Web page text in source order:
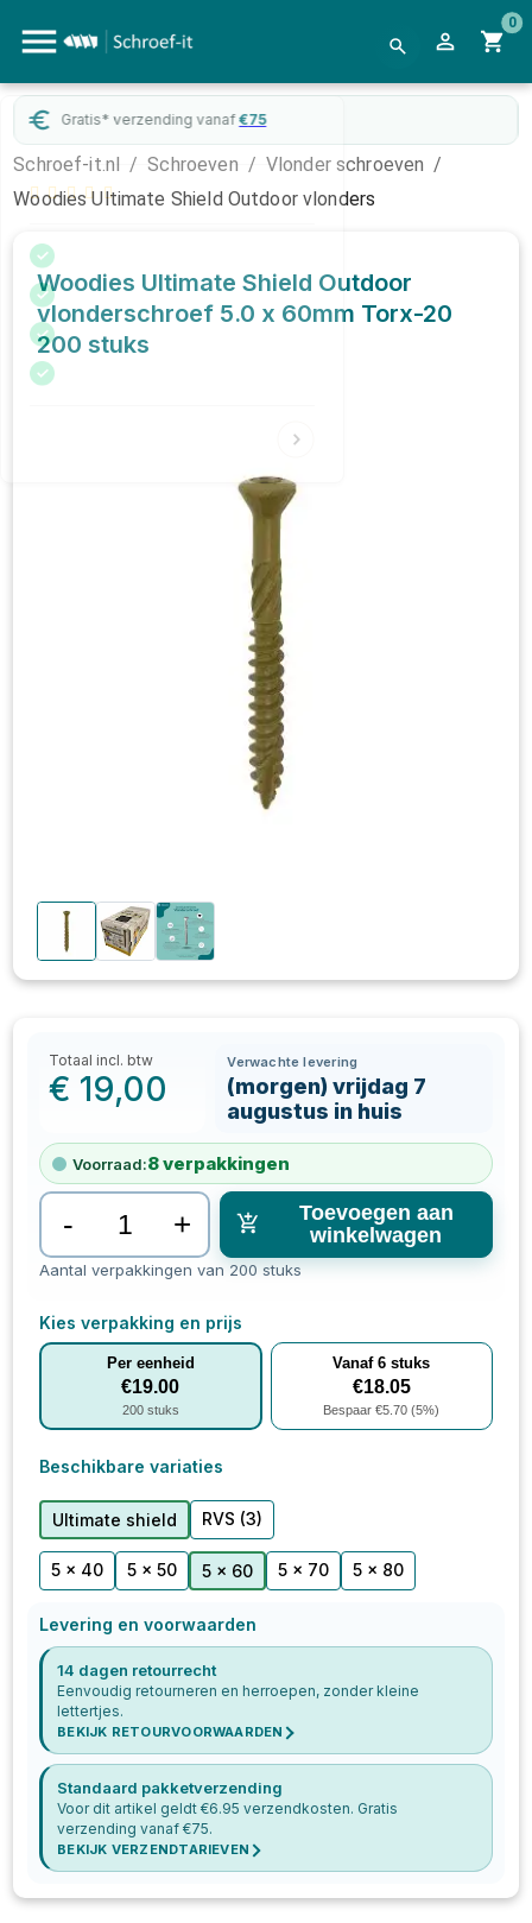
0
Gratis* verzending vanaf €75
Schroef-it.nl / Schroeven / Vlonder schroeven /
Woodies Ultimate Shield Outdoor vlonders
Woodies Ultimate Shield Outdoor
vlonderschroef 5.0 x 60mm Torx-20
200 stuks
Totaal incl. btw
€ 19,00
Verwachte levering
(morgen) vrijdag 7
augustus in huis
Voorraad:8verpakkingen
- +
Toevoegen aan
winkelwagen
Aantal verpakkingen van 200 stuks
Kies verpakking en prijs
Per eenheid
€19.00
200stuks
Vanaf6 stuks
€18.05
Bespaar €5.70 (5%)
Beschikbare variaties
Ultimate shield RVS (3)
5 x 40 5 x 50 5 x 60 5 x 70 5 x 80
Levering en voorwaarden
14 dagen retourrecht
Eenvoudig retourneren en herroepen, zonder kleine
lettertjes.
BEKIJK RETOURVOORWAARDEN
Standaard pakketverzending
Voor dit artikel geldt €6.95 verzendkosten. Gratis
verzending vanaf €75.
BEKIJK VERZENDTARIEVEN